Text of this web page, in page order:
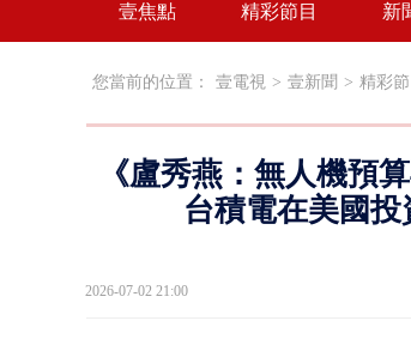
壹焦點 精彩節目 新
您當前的位置： 壹電視 > 壹新聞 > 精彩節
《盧秀燕：無人機預
台積電在美國投
2026-07-02 21:00